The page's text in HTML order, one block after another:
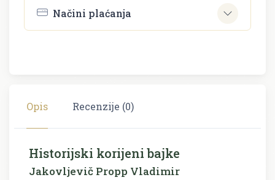
Načini plaćanja
Opis Recenzije (0)
Historijski korijeni bajke
Jakovljevič Propp Vladimir